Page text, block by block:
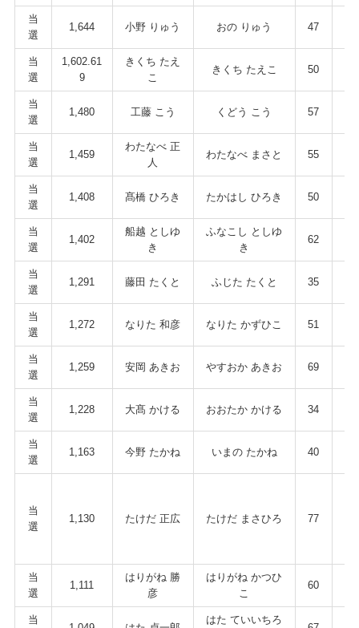
当
選
1,644 小野 りゅう おの りゅう 47
当
選
1,602.61
9
きくち たえ
こ
きくち たえこ 50
当
選
1,480 工藤 こう くどう こう 57
当
選
1,459
わたなべ 正
人
わたなべ まさと 55
当
選
1,408 髙橋 ひろき たかはし ひろき 50
当
選
1,402
船越 としゆ
き
ふなこし としゆ
き
62
当
選
1,291 藤田 たくと ふじた たくと 35
当
選
1,272 なりた 和彦 なりた かずひこ 51
当
選
1,259 安岡 あきお やすおか あきお 69
当
選
1,228 大髙 かける おおたか かける 34
当
選
1,163 今野 たかね いまの たかね 40
当
選
1,130 たけだ 正広 たけだ まさひろ 77
当
選
1,111
はりがね 勝
彦
はりがね かつひ
こ
60
当 はた ていいちろ